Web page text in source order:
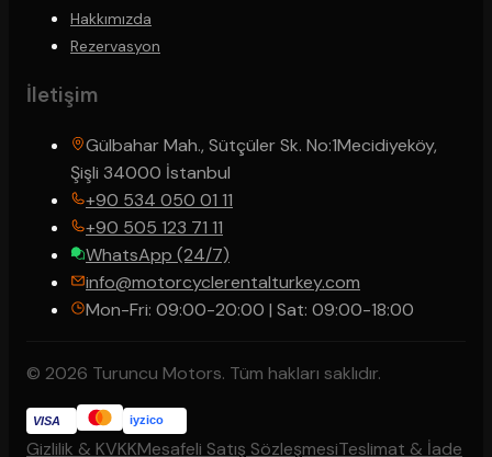
Hakkımızda
Rezervasyon
İletişim
Gülbahar Mah., Sütçüler Sk. No:1Mecidiyeköy,
Şişli 34000 İstanbul
+90 534 050 01 11
+90 505 123 71 11
WhatsApp (24/7)
info@motorcyclerentalturkey.com
Mon-Fri: 09:00-20:00 | Sat: 09:00-18:00
© 2026 Turuncu Motors. Tüm hakları saklıdır.
VISA iyzico
Gizlilik & KVKKMesafeli Satış SözleşmesiTeslimat & İade